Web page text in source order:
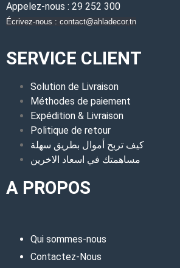
Appelez-nous : 29 252 300
Écrivez-nous : contact@ahladecor.tn
SERVICE CLIENT
Solution de Livraison
Méthodes de paiement
Expédition & Livraison
Politique de retour
كيف تربح أموال بطريق سهلة
مساهمتك في اسعاد الاخرين
A PROPOS
Qui sommes-nous
Contactez-Nous